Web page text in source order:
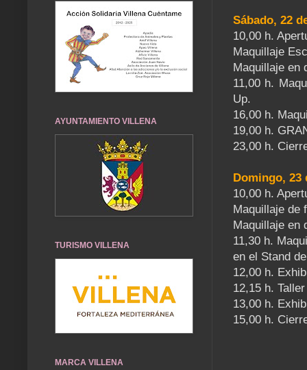
Sábado, 22
10,00 h.
Maquillaje
Maquillaje en
11,00 h.
Up.
16,00 h.
19,00 h.
23,00 h.
Domingo, 23
10,00 h.
Maquillaje de
Maquillaje en
11,30 h.
en el Stand
12,00 h.
12,15 h.
13,00 h.
15,00 h.
AYUNTAMIENTO VILLENA
TURISMO VILLENA
MARCA VILLENA